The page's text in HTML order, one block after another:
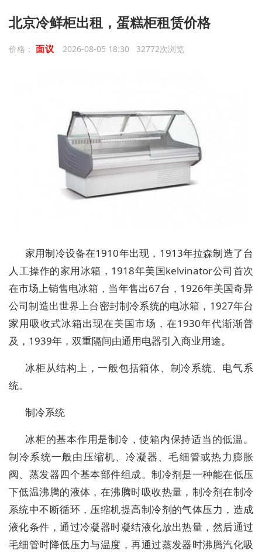
北京冷鲜柜出租，蛋糕柜租赁价格
价格： 面议 2026-08-05 18:30 32772次浏览
家用制冷设备在1910年出现，1913年拉森制造了台
人工操作的家用冰箱，1918年美国kelvinator公司首次
在市场上销售电冰箱，当年售出67台，1926年美国奇异
公司制造出世界上台密封制冷系统的电冰箱，1927年台
家用吸收式冰箱出现在美国市场，在1930年代渐渐普
及，1939年，双重隔间由通用电器引入商业用途。
冰柜从结构上，一般包括箱体、制冷系统、电气系
统。
制冷系统
冰柜的基本作用是制冷，使箱内保持适当的低温。
制冷系统一般由压缩机、冷凝器、毛细管或热力膨胀
阀、蒸发器四个基本部件组成。制冷剂是一种能在低压
下低温沸腾的液体，在沸腾时吸收热量，制冷剂在制冷
系统中不断循环，压缩机提高制冷剂的气体压力，造成
液化条件，通过冷凝器时凝结液化放出热量，然后通过
毛细管时降低压力与温度，再通过蒸发器时沸腾汽化吸